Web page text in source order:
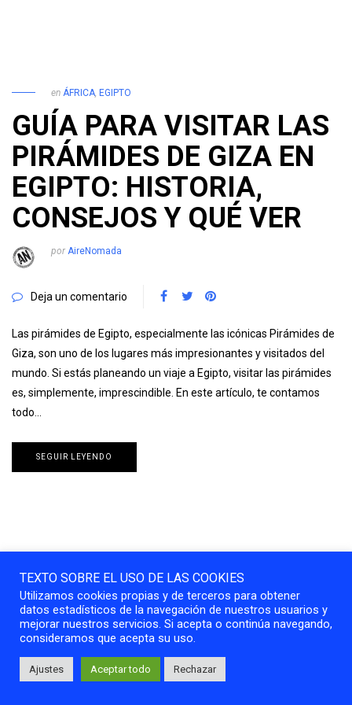
en ÁFRICA EGIPTO
GUÍA PARA VISITAR LAS
PIRÁMIDES DE GIZA EN
EGIPTO: HISTORIA,
CONSEJOS Y QUÉ VER
por AireNomada
Deja un comentario
Las pirámides de Egipto, especialmente las icónicas Pirámides de
Giza, son uno de los lugares más impresionantes y visitados del
mundo. Si estás planeando un viaje a Egipto, visitar las pirámides
es, simplemente, imprescindible. En este artículo, te contamos
todo…
SEGUIR LEYENDO
TEXTO SOBRE EL USO DE LAS COOKIES
Utilizamos cookies propias y de terceros para obtener
datos estadísticos de la navegación de nuestros usuarios y
mejorar nuestros servicios. Si acepta o continúa navegando,
consideramos que acepta su uso.
Ajustes Aceptar todo Rechazar